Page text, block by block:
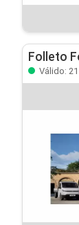
Folleto
Válido: